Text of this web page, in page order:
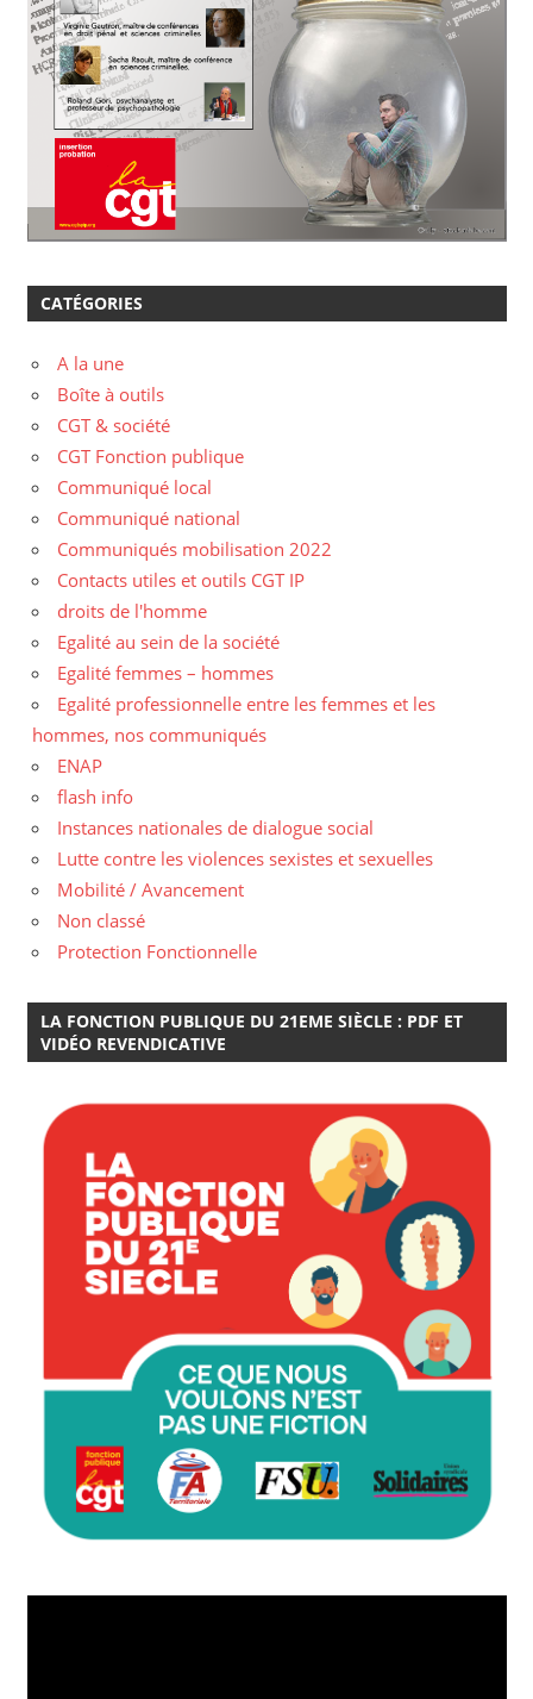
CATÉGORIES
A la une
Boîte à outils
CGT & société
CGT Fonction publique
Communiqué local
Communiqué national
Communiqués mobilisation 2022
Contacts utiles et outils CGT IP
droits de l'homme
Egalité au sein de la société
Egalité femmes – hommes
Egalité professionnelle entre les femmes et les
hommes, nos communiqués
ENAP
flash info
Instances nationales de dialogue social
Lutte contre les violences sexistes et sexuelles
Mobilité / Avancement
Non classé
Protection Fonctionnelle
LA FONCTION PUBLIQUE DU 21EME SIÈCLE : PDF ET
VIDÉO REVENDICATIVE